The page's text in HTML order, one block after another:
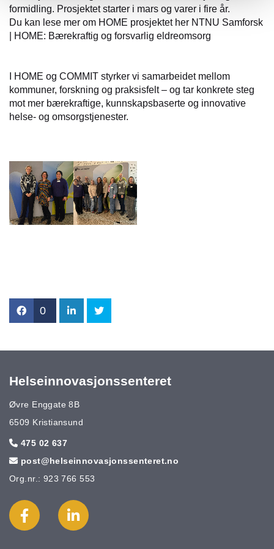
formidling. Prosjektet starter i mars og varer i fire år.
Du kan lese mer om HOME prosjektet her NTNU Samforsk
| HOME: Bærekraftig og forsvarlig eldreomsorg
I HOME og COMMIT styrker vi samarbeidet mellom
kommuner, forskning og praksisfelt – og tar konkrete steg
mot mer bærekraftige, kunnskapsbaserte og innovative
helse- og omsorgstjenester.
0
Helseinnovasjonssenteret
Øvre Enggate 8B
6509 Kristiansund
 475 02 637
 post@helseinnovasjonssenteret.no
Org.nr.: 923 766 553